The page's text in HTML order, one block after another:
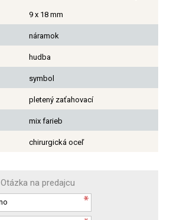
9 x 18 mm
náramok
hudba
symbol
pletený zaťahovací
mix farieb
chirurgická oceľ
Otázka na predajcu